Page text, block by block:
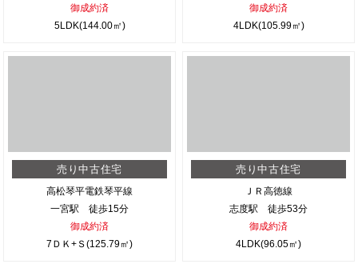
御成約済
5LDK(144.00㎡)
御成約済
4LDK(105.99㎡)
売り中古住宅
高松琴平電鉄琴平線
一宮駅 徒歩15分
御成約済
7ＤＫ+Ｓ(125.79㎡)
売り中古住宅
ＪＲ高徳線
志度駅 徒歩53分
御成約済
4LDK(96.05㎡)